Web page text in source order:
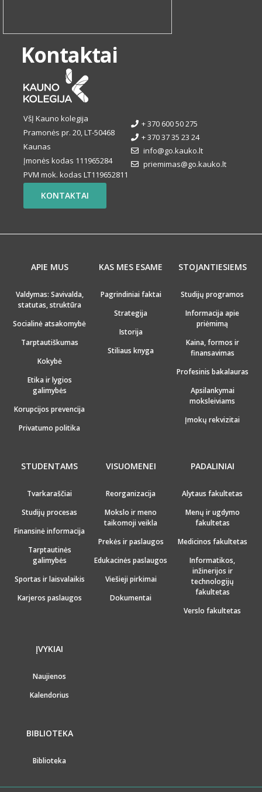
Kontaktai
VšĮ Kauno kolegija
Pramonės pr. 20, LT-50468
Kaunas
Įmonės kodas 111965284
PVM mok. kodas LT119652811
+ 370 600 50 275
+ 370 37 35 23 24
info@go.kauko.lt
priemimas@go.kauko.lt
KONTAKTAI
APIE MUS
Valdymas: Savivalda,
statutas, struktūra
Socialinė atsakomybė
Tarptautiškumas
Kokybė
Etika ir lygios
galimybės
Korupcijos prevencija
Privatumo politika
KAS MES ESAME
Pagrindiniai faktai
Strategija
Istorija
Stiliaus knyga
STOJANTIESIEMS
Studijų programos
Informacija apie
priėmimą
Kaina, formos ir
finansavimas
Profesinis bakalauras
Apsilankymai
moksleiviams
Įmokų rekvizitai
STUDENTAMS
Tvarkaraščiai
Studijų procesas
Finansinė informacija
Tarptautinės
galimybės
Sportas ir laisvalaikis
Karjeros paslaugos
VISUOMENEI
Reorganizacija
Mokslo ir meno
taikomoji veikla
Prekės ir paslaugos
Edukacinės paslaugos
Viešieji pirkimai
Dokumentai
PADALINIAI
Alytaus fakultetas
Menų ir ugdymo
fakultetas
Medicinos fakultetas
Informatikos,
inžinerijos ir
technologijų
fakultetas
Verslo fakultetas
ĮVYKIAI
Naujienos
Kalendorius
BIBLIOTEKA
Biblioteka